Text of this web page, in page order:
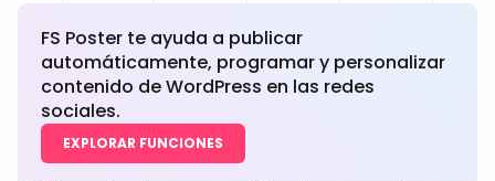
FS Poster te ayuda a publicar
automáticamente, programar y personalizar
contenido de WordPress en las redes
sociales.
EXPLORAR FUNCIONES